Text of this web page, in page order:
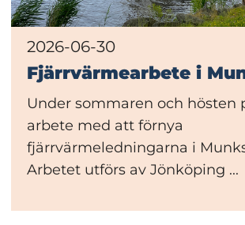
2026-06-30
Fjärrvärmearbete i
Under sommaren och hösten
arbete med att förnya
fjärrvärmeledningarna i
Arbetet utförs av Jönköping ...